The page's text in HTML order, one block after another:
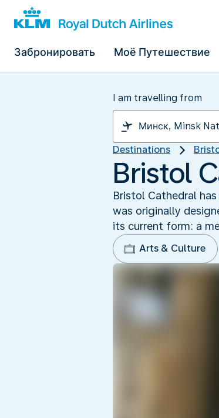
Забронировать Моё Путешествие
I am travelling from
Destinations
Bristol
Bristol Cathedral
was originally
its current form: a
Arts & Culture